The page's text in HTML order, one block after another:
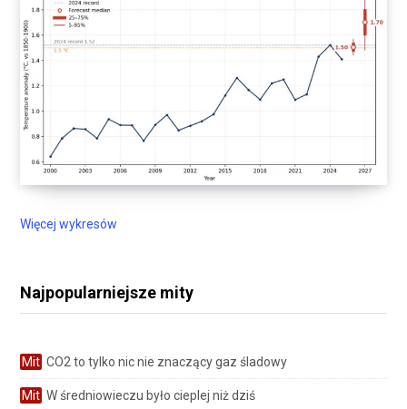
Więcej wykresów
Najpopularniejsze mity
Mit CO2 to tylko nic nie znaczący gaz śladowy
Mit W średniowieczu było cieplej niż dziś